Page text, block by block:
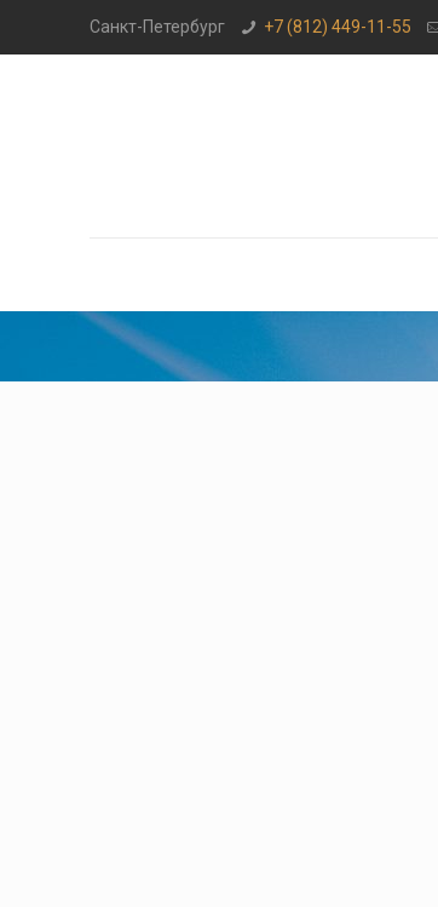
Санкт-Петербург +7 (812) 449-11-55